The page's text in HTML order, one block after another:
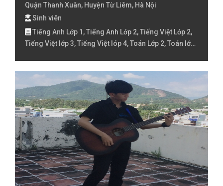
Quận Thanh Xuân, Huyện Từ Liêm, Hà Nội
Sinh viên
Tiếng Anh Lớp 1, Tiếng Anh Lớp 2, Tiếng Việt Lớp 2,
Tiếng Việt lớp 3, Tiếng Việt lóp 4, Toán Lớp 2, Toán lớp